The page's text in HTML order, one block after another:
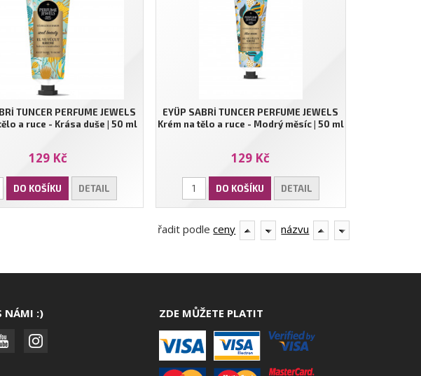
TUNCER PERFUME JEWELS
a ruce - Krása duše | 50 ml
129 Kč
DO KOŠÍKU DETAIL
EYÜP SABRİ TUNCER PERFUME JEWELS
Krém na tělo a ruce - Modrý měsíc | 50 ml
129 Kč
DO KOŠÍKU DETAIL
řadit podleceny názvu
NÁMI :) ZDE MŮŽETE PLATIT